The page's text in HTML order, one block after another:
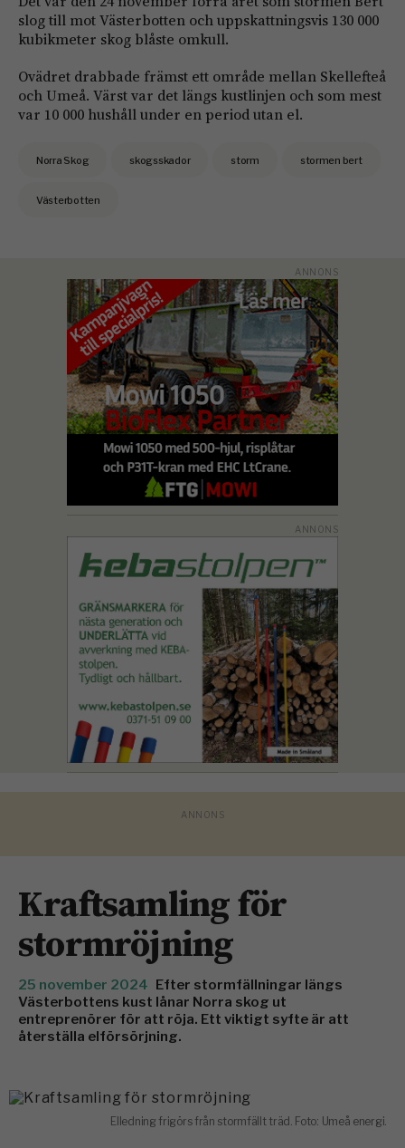
slog till mot Västerbotten och uppskattningsvis 130 000
kubikmeter skog blåste omkull.
Ovädret drabbade främst ett område mellan Skellefteå
och Umeå. Värst var det längs kustlinjen och som mest
var 10 000 hushåll under en period utan el.
Norra Skog skogsskador storm stormen bert
Västerbotten
Kraftsamling för
stormröjning
25 november 2024 Efter stormfällningar längs
Västerbottens kust lånar Norra skog ut
entreprenörer för att röja. Ett viktigt syfte är att
återställa elförsörjning.
Elledning frigörs från stormfällt träd. Foto: Umeå energi.